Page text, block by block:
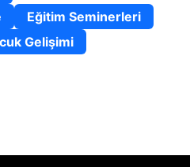
Eğitim Seminerleri
Gelişimi